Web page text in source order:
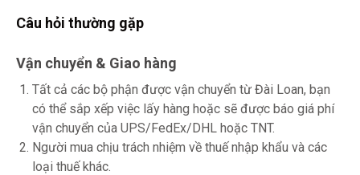
Câu hỏi thường gặp
Vận chuyển & Giao hàng
Tất cả các bộ phận được vận chuyển từ Đài Loan, bạn
có thể sắp xếp việc lấy hàng hoặc sẽ được báo giá phí
vận chuyển của UPS/FedEx/DHL hoặc TNT.
Người mua chịu trách nhiệm về thuế nhập khẩu và các
loại thuế khác.